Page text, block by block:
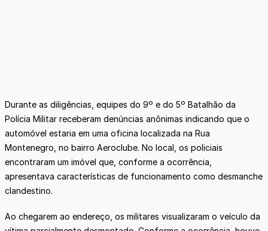
Durante as diligências, equipes do 9º e do 5º Batalhão da
Polícia Militar receberam denúncias anônimas indicando que o
automóvel estaria em uma oficina localizada na Rua
Montenegro, no bairro Aeroclube. No local, os policiais
encontraram um imóvel que, conforme a ocorrência,
apresentava características de funcionamento como desmanche
clandestino.
Ao chegarem ao endereço, os militares visualizaram o veículo da